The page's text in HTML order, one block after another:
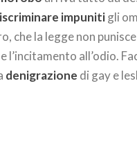
impunitigli
che la legge non
l’incitamento all’odio.
denigrazione di gay e